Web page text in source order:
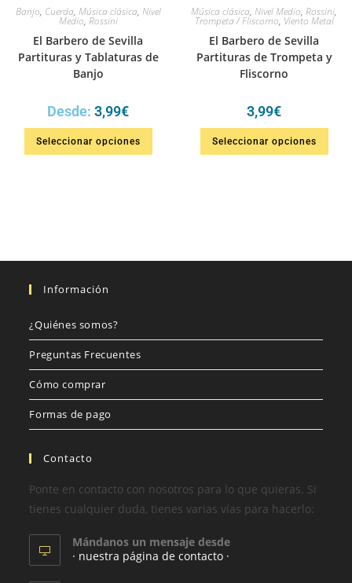
Banjo, Cuerda, Música clásica, Nivel
Medio, Rossini
El Barbero de Sevilla
Partituras y Tablaturas de
Banjo
Desde: 3,99€
Seleccionar opciones
Música clásica, Nivel Medio, Rossini,
Trompeta / Fliscorno, Viento Metal
El Barbero de Sevilla
Partituras de Trompeta y
Fliscorno
3,99€
Seleccionar opciones
Información
¿Quiénes somos?
Preguntas Frecuentes
Cómo comprar
Formas de pago
Contacto
Ponte en contacto con nosotros para lo que quieras. Si
tienes cualquier duda, tienes varias vías para hacerlo:
Mándanos un mensaje desde
· nuestra página de contacto ·